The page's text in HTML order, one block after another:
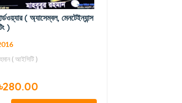
( অ্যাসেম্বল, মেনটেইন্যান্স
)
( আইসিটি )